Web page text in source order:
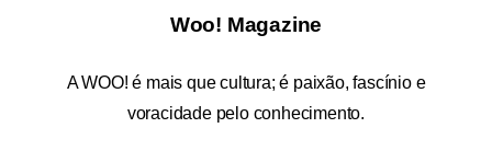
Woo! Magazine
AWOO! é mais que cultura; é paixão, fascínio e
voracidade pelo conhecimento.